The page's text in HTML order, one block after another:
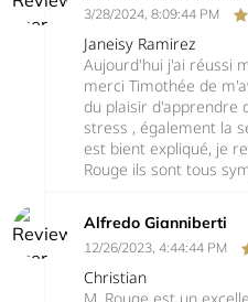
3/28/2024, 8:09:44 PM
Janeisy Ramirez
Aujourd'hui j'ai réussi
merci Timothée de
du plaisir d'apprendre
stress , également la
est bient expliqué, je
Rouge ils sont tous
Alfredo Gianniberti
12/26/2023, 4:44:44 PM
Christian
M. Rouge est un